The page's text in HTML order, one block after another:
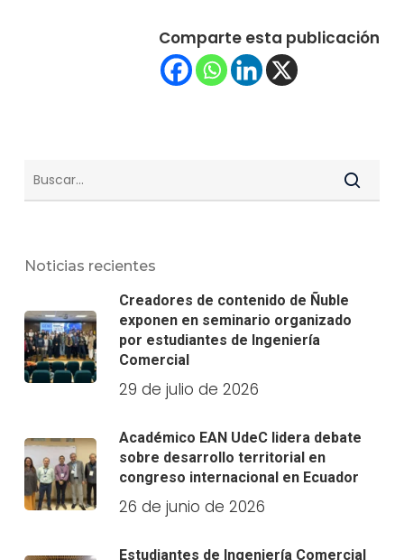
Comparte esta publicación
Noticias recientes
Creadores de contenido de Ñuble
exponen en seminario organizado
por estudiantes de Ingeniería
Comercial
29 de julio de 2026
Académico EAN UdeC lidera debate
sobre desarrollo territorial en
congreso internacional en Ecuador
26 de junio de 2026
Estudiantes de Ingeniería Comercial